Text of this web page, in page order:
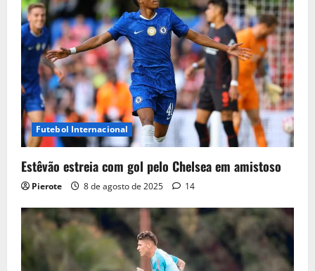
Futebol Internacional
Estêvão estreia com gol pelo Chelsea em amistoso
Pierote 8 de agosto de 2025 14